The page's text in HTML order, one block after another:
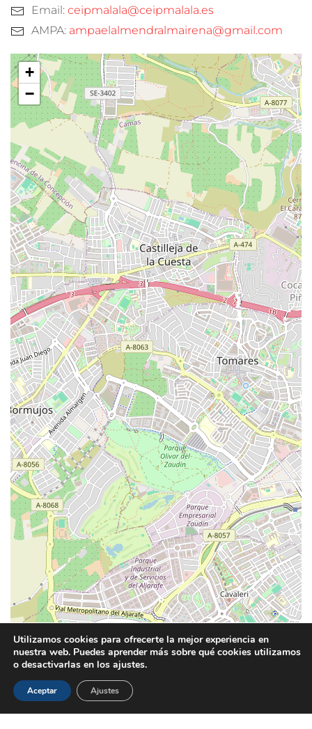
Email: ceipmalala@ceipmalala.es
AMPA: ampaelalmendralmairena@gmail.com
+
−
Utilizamos cookies para ofrecerte la mejor experiencia en
nuestra web. Puedes aprender más sobre qué cookies utilizamos
o desactivarlas en los ajustes.
Aceptar Ajustes